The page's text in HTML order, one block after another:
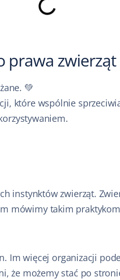
prawa zwierząt
💚
które wspólnie
instynktów zwierząt.
mówimy takim praktykom
Im więcej organizacji
że możemy stać po